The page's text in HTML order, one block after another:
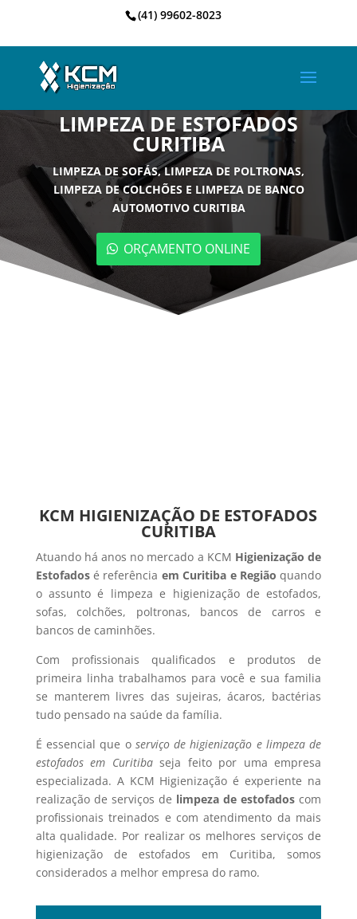
(41) 99602-8023
LIMPEZA DE ESTOFADOS
CURITIBA
LIMPEZA DE SOFÁS, LIMPEZA DE POLTRONAS,
LIMPEZA DE COLCHÕES E LIMPEZA DE BANCO
AUTOMOTIVO CURITIBA
ORÇAMENTO ONLINE
KCM HIGIENIZAÇÃO DE ESTOFADOS
CURITIBA
Atuando há anos no mercado a KCM Higienização de
Estofadosé referência em Curitiba e Região quando
o assunto é limpeza e higienização de estofados,
sofas, colchões, poltronas, bancos de carros e
bancos de caminhões.
Com profissionais qualificados e produtos de
primeira linha trabalhamos para você e sua familia
se manterem livres das sujeiras, ácaros, bactérias
tudo pensado na saúde da família.
É essencial que o serviço de higienização e limpeza de
estofados em Curitibaseja feito por uma empresa
especializada. A KCM Higienização é experiente na
realização de serviços de limpeza de estofados com
profissionais treinados e com atendimento da mais
alta qualidade. Por realizar os melhores serviços de
higienização de estofados em Curitiba, somos
considerados a melhor empresa do ramo.